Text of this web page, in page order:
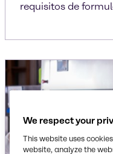
requisitos de
We respect your
This website uses
website, analyze the